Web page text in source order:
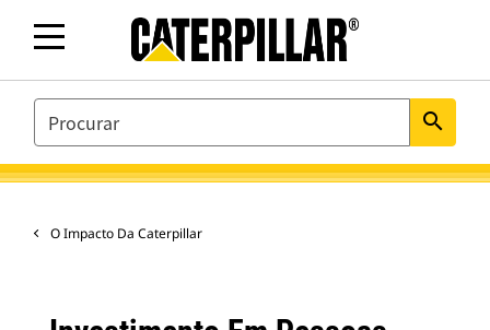
SEARCH search
O Impacto Da Caterpillar